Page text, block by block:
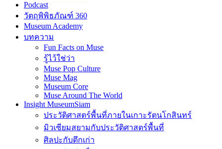
Podcast
วัตถุพิพิธภัณฑ์ 360
Museum Academy
บทความ
Fun Facts on Muse
รู้ไว้ใช่ว่า
Muse Pop Culture
Muse Mag
Museum Core
Muse Around The World
Insight MuseumSiam
ประวัติศาสตร์พื้นที่ภายในเกาะรัตนโกสินทร์
มิวเซียมสยามกับประวัติศาสตร์พื้นที่
ศิลปะกับตึกเก่า